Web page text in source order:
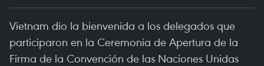
Vietnam dio la bienvenida a los delegados que
participaron en la Ceremonia de Apertura de la
Firma de la Convención de las Naciones Unidas